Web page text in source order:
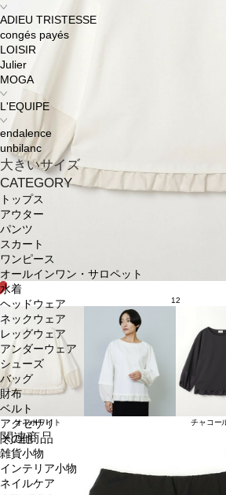
ADIEU TRISTESSE
congés payés
LOISIR
Julier
MOGA
L'EQUIPE
endalence
unbilanc
大きいサイズ
CATEGORY
トップス
アウター
パンツ
スカート
ワンピース
オールインワン・サロペット
水着
ヘッドウェア
ネックウェア
レッグウェア
アンダーウェア
シューズ
バッグ
財布
ベルト
アクセサリ
その他
雑貨小物
インテリア小物
ネイルケア
12
オフホワイト チャコー
関連商品